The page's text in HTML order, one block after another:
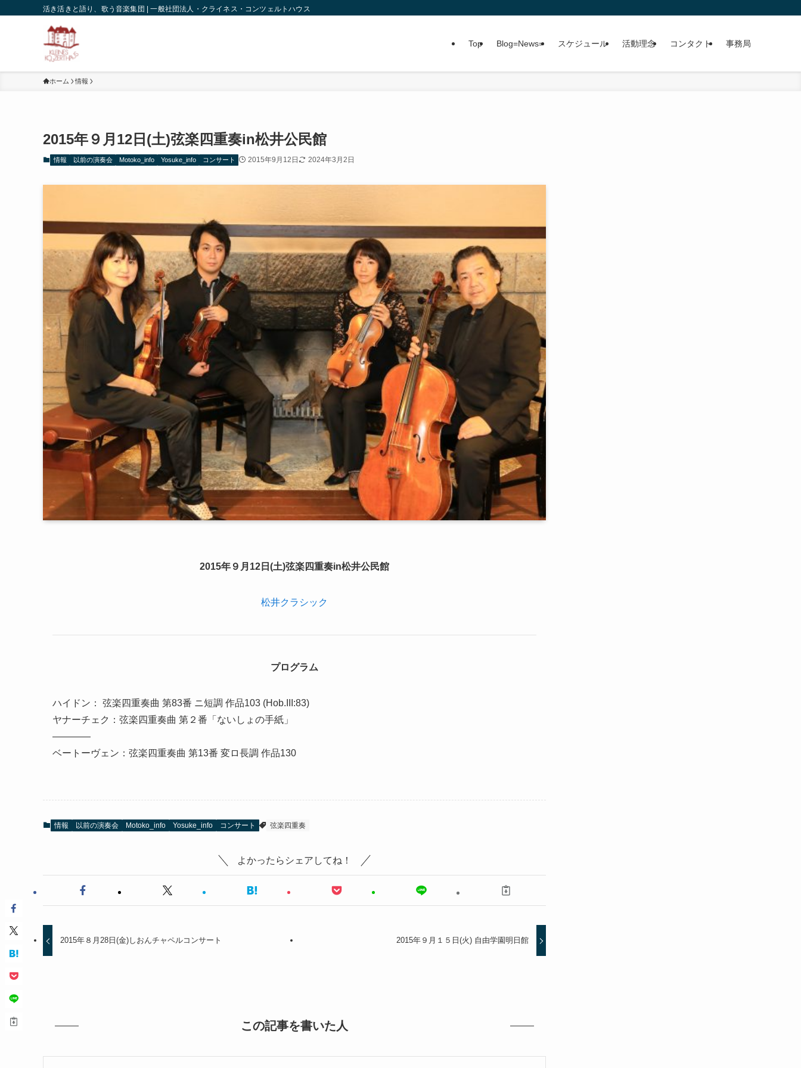
活き活きと語り、歌う音楽集団 | 一般社団法人・クライネス・コンツェルトハウス
Top Blog=News= スケジュール 活動理念 コンタクト 事務局
ホーム 情報
2015年９月12日(土)弦楽四重奏in松井公民館
情報 以前の演奏会 Motoko_info Yosuke_info コンサート 2015年9月12日 2024年3月2日
2015年９月12日(土)弦楽四重奏in松井公民館
松井クラシック
プログラム
ハイドン： 弦楽四重奏曲 第83番 ニ短調 作品103 (Hob.III:83)
ヤナーチェク：弦楽四重奏曲 第２番「ないしょの手紙」
————
ベートーヴェン：弦楽四重奏曲 第13番 変ロ長調 作品130
情報 以前の演奏会 Motoko_info Yosuke_info コンサート 弦楽四重奏
よかったらシェアしてね！
2015年８月28日(金)しおんチャペルコンサート 2015年９月１５日(火) 自由学園明日館
この記事を書いた人